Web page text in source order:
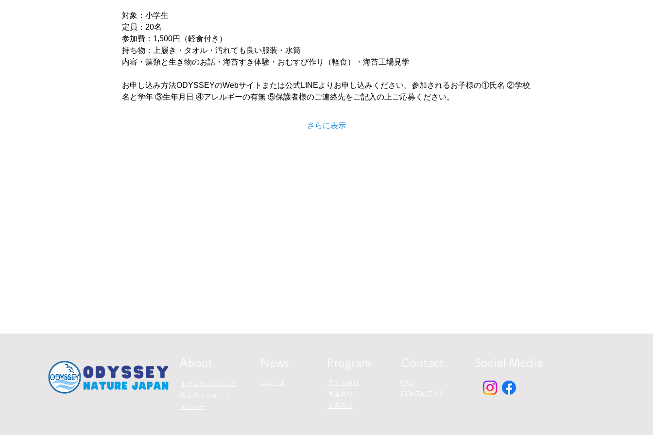
対象：小学生
定員：20名
参加費：1,500円（軽食付き）
持ち物：上履き・タオル・汚れても良い服装・水筒
内容・藻類と生き物のお話・海苔すき体験・おむすび作り（軽食）・海苔工場見学
お申し込み方法ODYSSEYのWebサイトまたは公式LINEよりお申し込みください。参加されるお子様の①氏名 ②学校
名と学年 ③生年月日 ④アレルギーの有無 ⑤保護者様のご連絡先をご記入の上ご応募ください。
さらに表示
About
メンバー
Program Contact ​Social Media
子ども向け FAQ
企業向け
学生向け CONTACT US
代表のメッセージ
News
​ニュース
​オデッセイについて